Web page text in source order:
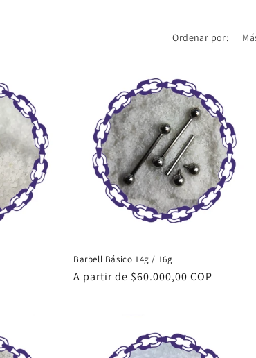
Ordenar por:
Barbell Básico 14g / 16g
Precio
A partir de $60.000,00 COP